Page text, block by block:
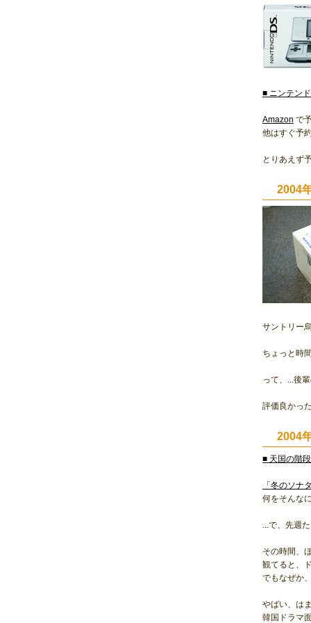
■ ニンテン
Amazon で
他はすぐ予
とりあえず
2004
サントリー
ちょっと時
って、...後
評価良かっ
2004
■ 天国の階段
「冬のソナ
何をそんな
...で、先週
その時間、
観てると、
でもなぜか
やばい、は
韓国ドラマ